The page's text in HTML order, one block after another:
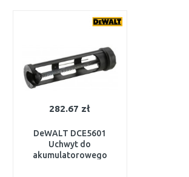
Do porównania
282.67 zł
DeWALT DCE5601
Uchwyt do
akumulatorowego